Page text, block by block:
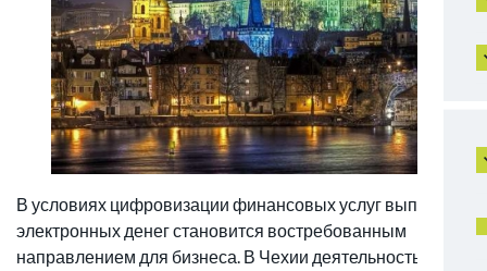
В условиях цифровизации финансовых услуг выпуск
электронных денег становится востребованным
направлением для бизнеса. В Чехии деятельность